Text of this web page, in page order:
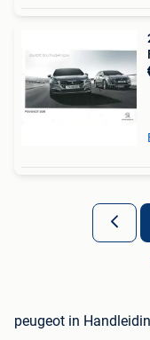
peugeot in